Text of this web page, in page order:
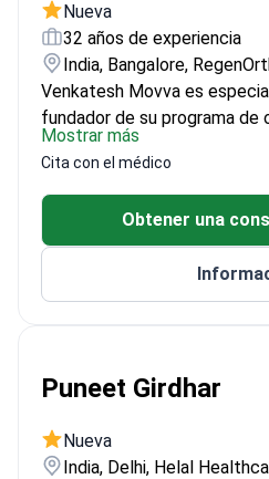
Nueva
32 años de experiencia
India, Bangalore,
Venkatesh Movva es
fundador de su programa de
Cuenta con más de 32 años
ortopedia y ha realizado más
procedimientos. Su enfoque
formación especializada en
certificación en Manejo del
regenerativas guiadas por
con células madre y BMAC.
Mostrar más
Cita con el médico
Obtener una
Puneet Girdhar
Nueva
India, Delhi, Helal